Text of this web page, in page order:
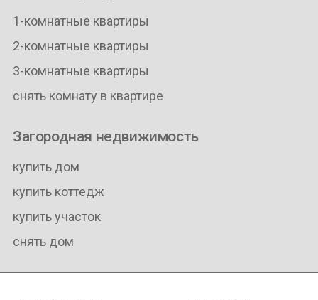
1-комнатные квартиры
2-комнатные квартиры
3-комнатные квартиры
снять комнату в квартире
Загородная недвижимость
купить дом
купить коттедж
купить участок
снять дом